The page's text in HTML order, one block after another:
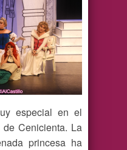
especial en el
Cenicienta. La
princesa ha